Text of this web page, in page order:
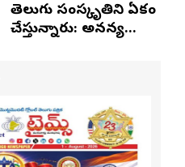
తెలుగు సంస్కృతిని ఏకం
చేస్తున్నారు: అనన్య